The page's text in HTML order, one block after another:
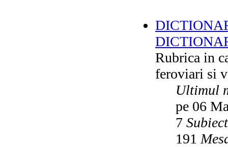
Rubrica in
feroviari si
Ultimul
pe 06
7
191